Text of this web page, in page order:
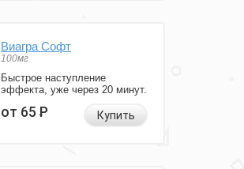
Виагра Софт
100мг
Быстрое наступление
эффекта, уже через 20 минут.
от 65Р Купить